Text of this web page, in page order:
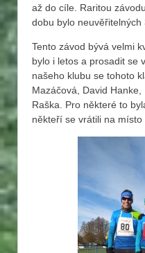
až do cíle. Raritou
dobu bylo neuvěřitelných
Tento závod bývá velmi
bylo i letos a prosadit se
našeho klubu se tohoto
Mazáčová, David
Raška. Pro některé to
někteří se vrátili na místo